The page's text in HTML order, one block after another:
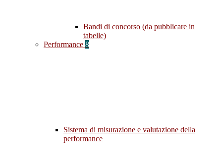
Bandi di concorso (da pubblicare in
tabelle)
Performance 8
Sistema di misurazione e valutazione della
performance